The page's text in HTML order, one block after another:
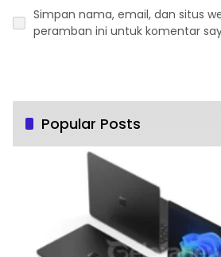
Simpan nama, email, dan situs
peramban ini untuk komentar
Popular Posts